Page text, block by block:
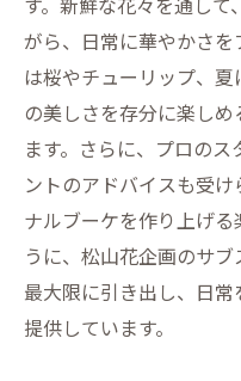
地元産花材の
松山花企画の
がら、日常に華やかさ
は桜やチューリップ、
の美しさを存分に楽し
ます。さらに、プロの
ントのアドバイスも受
ナルブーケを作り上げ
うに、松山花企画のサ
最大限に引き出し、日
提供しています。